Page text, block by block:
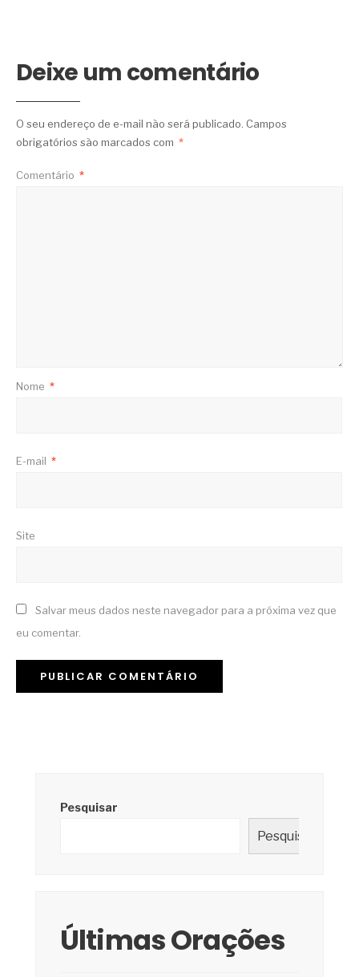
Deixe um comentário
O seu endereço de e-mail não será publicado. Campos
obrigatórios são marcados com *
Comentário *
Nome *
E-mail *
Site
Salvar meus dados neste navegador para a próxima vez que
eu comentar.
Pesquisar
Pesquisar
Últimas Orações